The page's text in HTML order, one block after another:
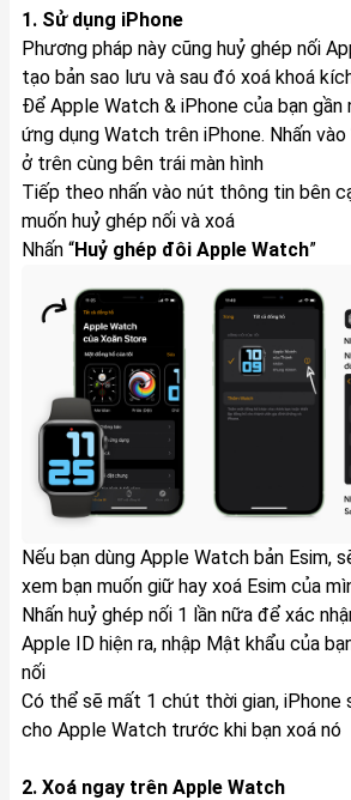
1. Sử dụng iPhone
Phương pháp này cũng huỷ ghép nối
tạo bản sao lưu và sau đó xoá khoá
Để Apple Watch & iPhone của bạn gần
ứng dụng Watch trên iPhone. Nhấn vào
ở trên cùng bên trái màn hình
Tiếp theo nhấn vào nút thông tin bên
muốn huỷ ghép nối và xoá
Nhấn “Huỷ ghép đôi Apple Watch”
Nếu bạn dùng Apple Watch bản Esim,
xem bạn muốn giữ hay xoá Esim của
Nhấn huỷ ghép nối 1 lần nữa để xác
Apple ID hiện ra, nhập Mật khẩu của
nối
Có thể sẽ mất 1 chút thời gian, iPhone
cho Apple Watch trước khi bạn xoá nó
2. Xoá ngay trên Apple Watch